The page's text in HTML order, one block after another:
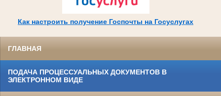
Как настроить получение Госпочты на Госуслугах
ГЛАВНАЯ
ПОДАЧА ПРОЦЕССУАЛЬНЫХ ДОКУМЕНТОВ В
ЭЛЕКТРОННОМ ВИДЕ